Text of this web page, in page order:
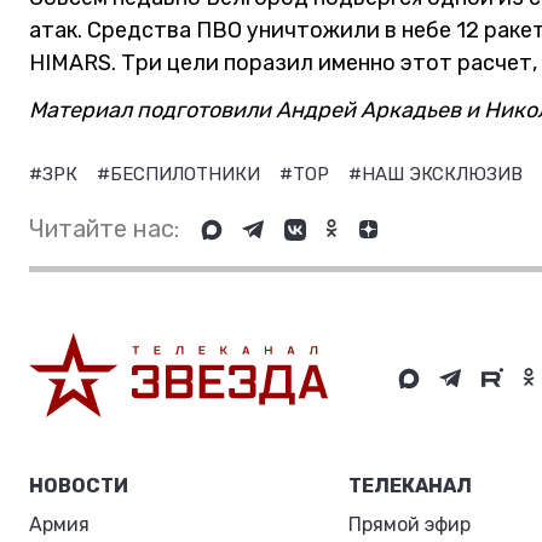
атак. Средства ПВО уничтожили в небе 12
HIMARS. Три цели поразил именно этот
Материал подготовили Андрей Аркадьев и
#ЗРК #БЕСПИЛОТНИКИ #ТОР #НАШ ЭКСКЛЮЗИВ
Читайте нас:
НОВОСТИ
Армия
ТЕЛЕКАНАЛ
Прямой эфир